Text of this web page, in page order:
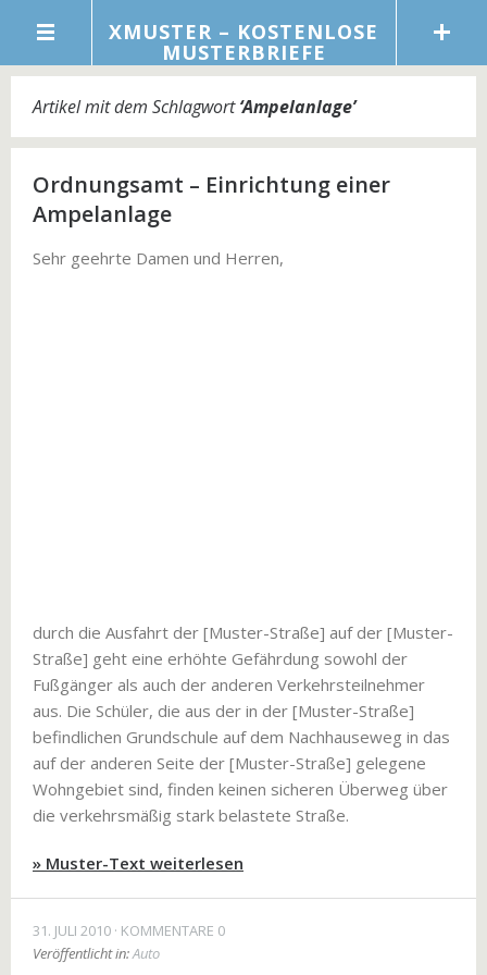
XMUSTER – KOSTENLOSE
MUSTERBRIEFE
Artikel mit dem Schlagwort‘Ampelanlage’
Ordnungsamt – Einrichtung einer
Ampelanlage
Sehr geehrte Damen und Herren,
durch die Ausfahrt der [Muster-Straße] auf der [Muster-
Straße] geht eine erhöhte Gefährdung sowohl der
Fußgänger als auch der anderen Verkehrsteilnehmer
aus. Die Schüler, die aus der in der [Muster-Straße]
befindlichen Grundschule auf dem Nachhauseweg in das
auf der anderen Seite der [Muster-Straße] gelegene
Wohngebiet sind, finden keinen sicheren Überweg über
die verkehrsmäßig stark belastete Straße.
» Muster-Text weiterlesen
31. JULI 2010 KOMMENTARE 0
Veröffentlicht in:Auto